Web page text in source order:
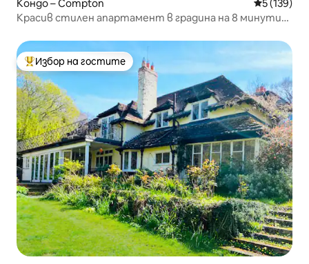
Кондо – Compton Средна
5 (139)
Красив стилен апартамент в градина на 8 минути
Най-популярен избор на гостите
Избор на гостите